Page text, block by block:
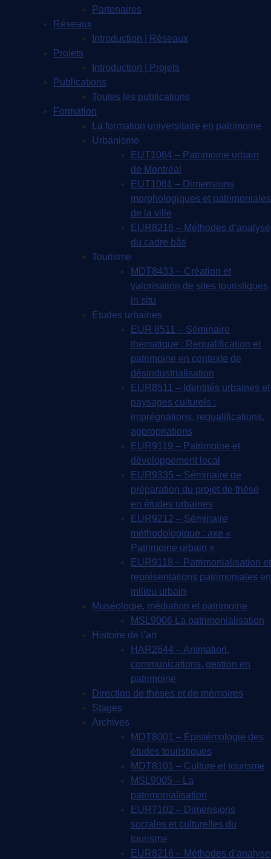
Partenaires
Réseaux
Introduction | Réseaux
Projets
Introduction | Projets
Publications
Toutes les publications
Formation
La formation universitaire en patrimoine
Urbanisme
EUT1064 – Patrimoine urbain
de Montréal
EUT1061 – Dimensions
morphologiques et patrimoniales
de la ville
EUR8216 – Méthodes d’analyse
du cadre bâti
Tourisme
MDT8433 – Création et
valorisation de sites touristiques
in situ
Études urbaines
EUR 8511 – Séminaire
thématique : Requalification et
patrimoine en contexte de
désindustrialisation
EUR8511 – Identités urbaines et
paysages culturels :
imprégnations, requalifications,
appropriations
EUR9119 – Patrimoine et
développement local
EUR9335 – Séminaire de
préparation du projet de thèse
en études urbaines
EUR9212 – Séminaire
méthodologique : axe «
Patrimoine urbain »
EUR9118 – Patrimonialisation et
représentations patrimoniales en
milieu urbain
Muséologie, médiation et patrimoine
MSL9006 La patrimonialisation
Histoire de l’art
HAR2644 – Animation,
communications, gestion en
patrimoine
Direction de thèses et de mémoires
Stages
Archives
MDT8001 – Épistémologie des
études touristiques
MDT8101 – Culture et tourisme
MSL9005 – La
patrimonialisation
EUR7102 – Dimensions
sociales et culturelles du
tourisme
EUR8216 – Méthodes d’analyse